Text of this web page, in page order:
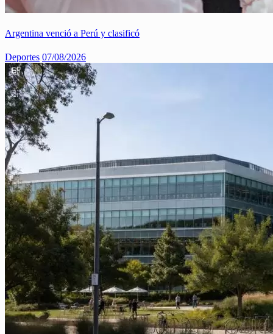
Argentina venció a Perú y clasificó
Deportes 07/08/2026